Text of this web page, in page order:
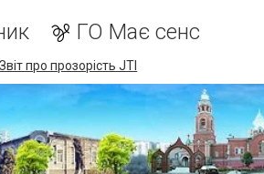
ГО Має сенс
Звіт про прозорість JTI